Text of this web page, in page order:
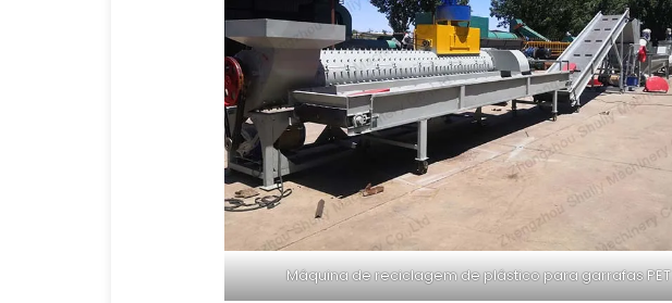
Máquina de reciclagem de plástico para garrafas PET